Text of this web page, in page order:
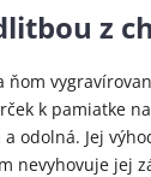
z
ňom
k pamiatke
odolná. Jej
nevyhovuje jej